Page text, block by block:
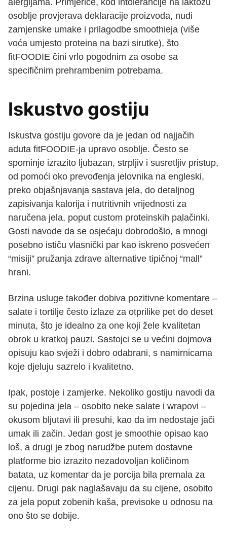
alergijama. Primjerice, kod intolerancije na laktozu
osoblje provjerava deklaracije proizvoda, nudi
zamjenske umake i prilagodbe smoothieja (više
voća umjesto proteina na bazi sirutke), što
fitFOODIE čini vrlo pogodnim za osobe sa
specifičnim prehrambenim potrebama.
Iskustvo gostiju
Iskustva gostiju govore da je jedan od najjačih
aduta fitFOODIE-ja upravo osoblje. Često se
spominje izrazito ljubazan, strpljiv i susretljiv pristup,
od pomoći oko prevođenja jelovnika na engleski,
preko objašnjavanja sastava jela, do detaljnog
zapisivanja kalorija i nutritivnih vrijednosti za
naručena jela, poput custom proteinskih palačinki.
Gosti navode da se osjećaju dobrodošlo, a mnogi
posebno ističu vlasnički par kao iskreno posvećen
“misiji” pružanja zdrave alternative tipičnoj “mall”
hrani.
Brzina usluge također dobiva pozitivne komentare –
salate i tortilje često izlaze za otprilike pet do deset
minuta, što je idealno za one koji žele kvalitetan
obrok u kratkoj pauzi. Sastojci se u većini dojmova
opisuju kao svježi i dobro odabrani, s namirnicama
koje djeluju sazrelo i kvalitetno.
Ipak, postoje i zamjerke. Nekoliko gostiju navodi da
su pojedina jela – osobito neke salate i wrapovi –
okusom bljutavi ili presuhi, kao da im nedostaje jači
umak ili začin. Jedan gost je smoothie opisao kao
loš, a drugi je zbog narudžbe putem dostavne
platforme bio izrazito nezadovoljan količinom
batata, uz komentar da je porcija bila premala za
cijenu. Drugi pak naglašavaju da su cijene, osobito
za jela poput zobenih kaša, previsoke u odnosu na
ono što se dobije.